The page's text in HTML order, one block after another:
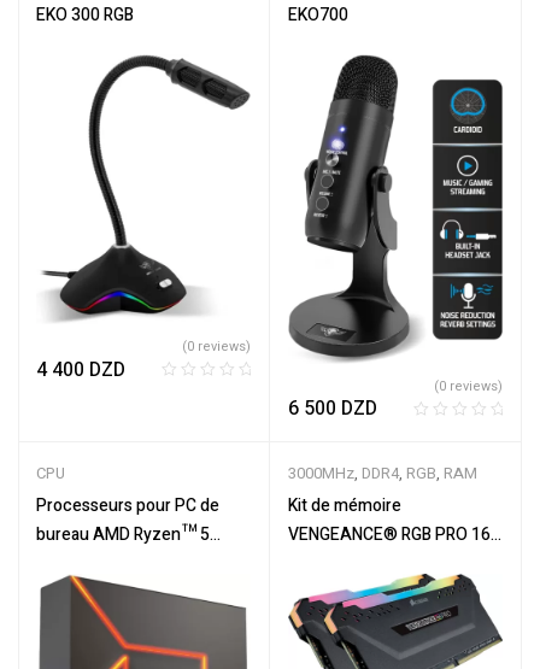
EKO 300 RGB
4 400 DZD
0
o
o
(0 reviews)
EKO700
6 500 DZD
t
0
u
o
f
(0 reviews)
CPU
Processeurs pour PC de
bureau AMD Ryzen™ 5
3000MHz, DDR4, RGB, RAM
Kit de mémoire
VENGEANCE® RGB PRO 16
000 MHz C16 —
NoirVENGEANCE® RGB PRO
16GB (2 x 8GB) DDR4 DRAM